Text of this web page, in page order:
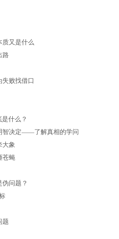
质又是什么
路
失败找借口
是什么？
智决定——了解真相的学问
大象
苍蝇
伪问题？
题